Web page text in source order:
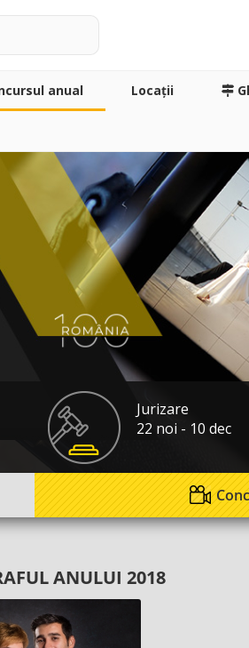
anual Locaţii
Jurizare
22 noi - 10 dec
ANULUI 2018